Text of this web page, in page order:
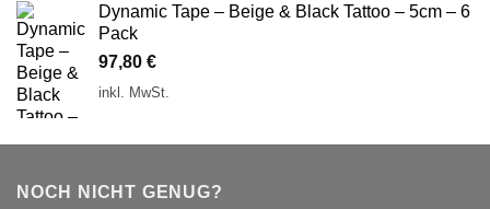
Dynamic Tape – Beige & Black Tattoo – 5cm – 6
Pack
97,80 €
inkl. MwSt.
NOCH NICHT GENUG?